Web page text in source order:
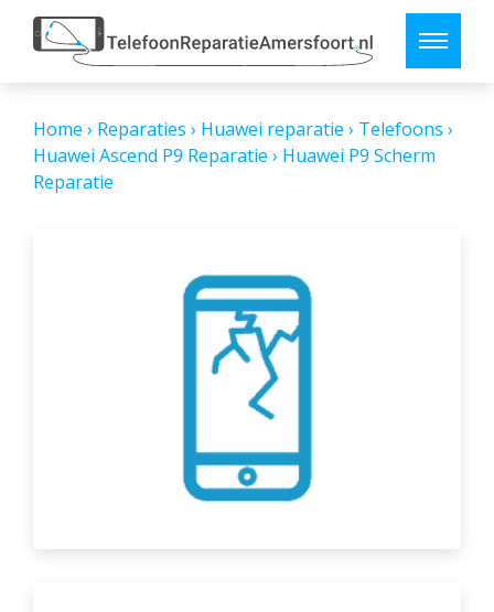
Home › Reparaties › Huawei reparatie › Telefoons ›
Huawei Ascend P9 Reparatie › Huawei P9 Scherm
Reparatie